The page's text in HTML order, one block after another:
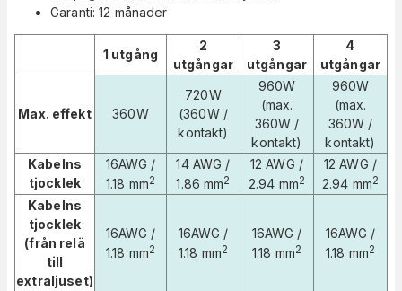
Garanti: 12 månader
1 utgång
2
utgångar
3
utgångar
4
utgångar
Max. effekt 360W
720W
(360W /
kontakt)
960W
(max.
360W /
kontakt)
960W
(max.
360W /
kontakt)
Kabelns
tjocklek
16AWG /
1.18 mm2
14 AWG /
1.86 mm2
12 AWG /
2.94 mm2
12 AWG /
2.94 mm2
Kabelns
tjocklek
(från relä
till
extraljuset)
16AWG /
1.18 mm2
16AWG /
1.18 mm2
16AWG /
1.18 mm2
16AWG /
1.18 mm2